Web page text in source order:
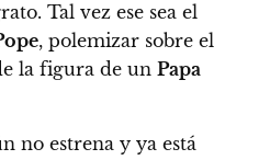
Tal vez ese sea el
, polemizar sobre el
la figura de un Papa
no estrena y ya está